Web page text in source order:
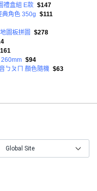
禮盒組 E款 $147
典角色 350g $111
圖板拼圖
$278
260mm $94
ㄅㄆㄇ 顏色隨機 $63
Global Site